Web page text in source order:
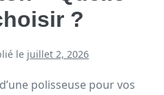
?
le juillet 2, 2026
polisseuse pour vos